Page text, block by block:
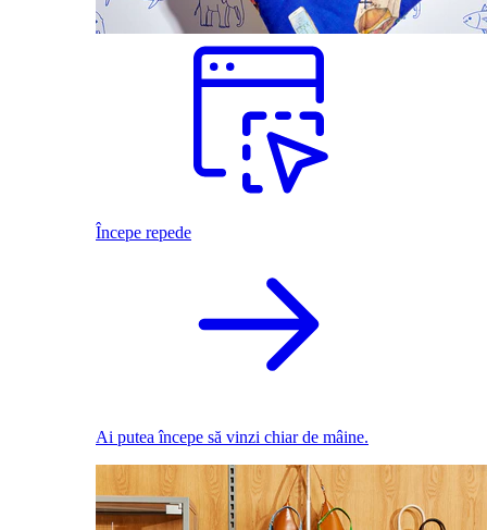
Începe repede
Ai putea începe să vinzi chiar de mâine.